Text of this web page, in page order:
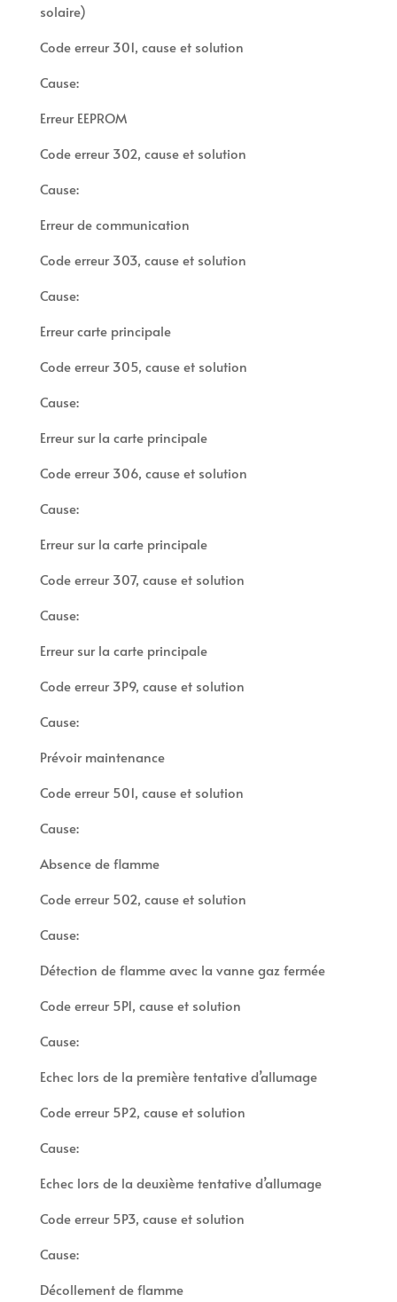
solaire)
Code erreur 301, cause et solution
Cause:
Erreur EEPROM
Code erreur 302, cause et solution
Cause:
Erreur de communication
Code erreur 303, cause et solution
Cause:
Erreur carte principale
Code erreur 305, cause et solution
Cause:
Erreur sur la carte principale
Code erreur 306, cause et solution
Cause:
Erreur sur la carte principale
Code erreur 307, cause et solution
Cause:
Erreur sur la carte principale
Code erreur 3P9, cause et solution
Cause:
Prévoir maintenance
Code erreur 501, cause et solution
Cause:
Absence de flamme
Code erreur 502, cause et solution
Cause:
Détection de flamme avec la vanne gaz fermée
Code erreur 5P1, cause et solution
Cause:
Echec lors de la première tentative d’allumage
Code erreur 5P2, cause et solution
Cause:
Echec lors de la deuxième tentative d’allumage
Code erreur 5P3, cause et solution
Cause:
Décollement de flamme